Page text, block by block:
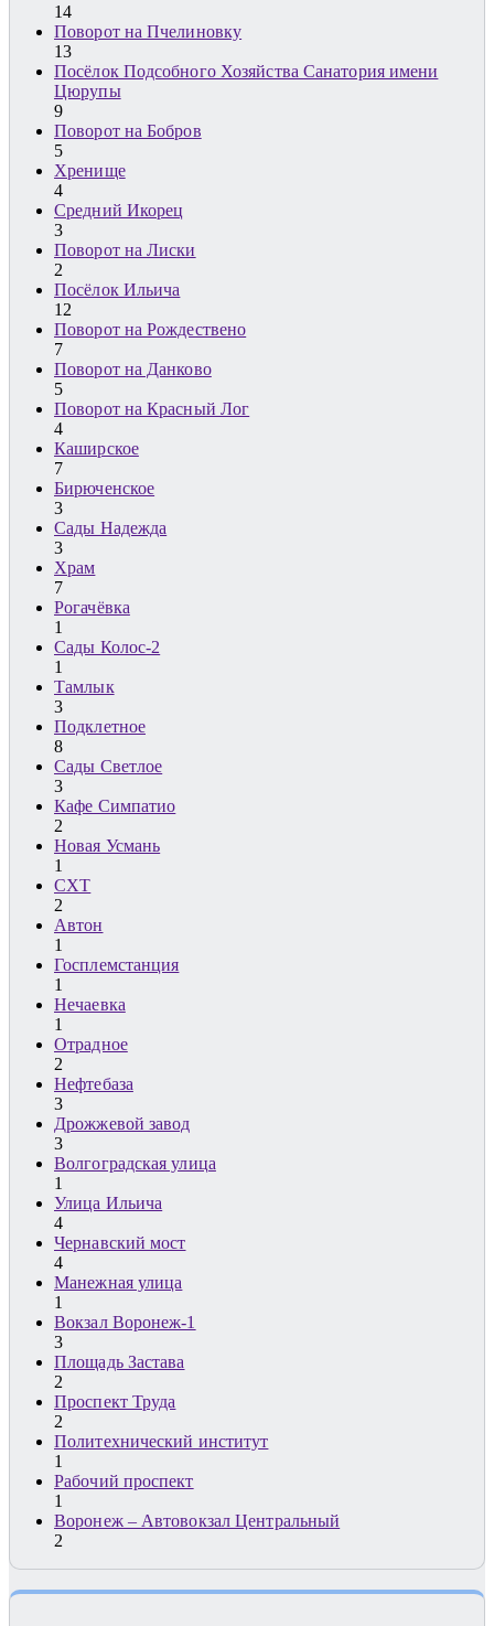
14
Поворот на Пчелиновку
13
Посёлок Подсобного Хозяйства Санатория имени
Цюрупы
9
Поворот на Бобров
5
Хренище
4
Средний Икорец
3
Поворот на Лиски
2
Посёлок Ильича
12
Поворот на Рождествено
7
Поворот на Данково
5
Поворот на Красный Лог
4
Каширское
7
Бирюченское
3
Сады Надежда
3
Храм
7
Рогачёвка
1
Сады Колос-2
1
Тамлык
3
Подклетное
8
Сады Светлое
3
Кафе Симпатио
2
Новая Усмань
1
СХТ
2
Автон
1
Госплемстанция
1
Нечаевка
1
Отрадное
2
Нефтебаза
3
Дрожжевой завод
3
Волгоградская улица
1
Улица Ильича
4
Чернавский мост
4
Манежная улица
1
Вокзал Воронеж-1
3
Площадь Застава
2
Проспект Труда
2
Политехнический институт
1
Рабочий проспект
1
Воронеж – Автовокзал Центральный
2